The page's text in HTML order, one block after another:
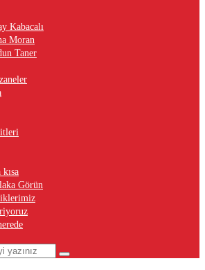
Kabacalı
Moran
Taner
kısa
Görün